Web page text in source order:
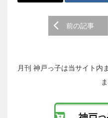
稿
前の記事
月刊 神戸っ子は当サイト内